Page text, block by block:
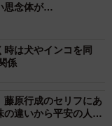
思念体が…
時は犬やインコを同
係
藤原行成のセリフにあ
違いから平安の人々